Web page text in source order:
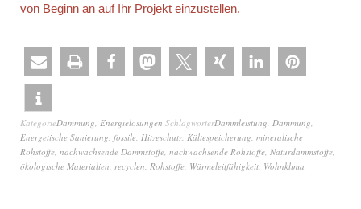
von Beginn an auf Ihr Projekt einzustellen.
KategorieDämmung, Energielösungen SchlagwörterDämmleistung, Dämmung,
Energetische Sanierung, fossile, Hitzeschutz, Kältespeicherung, mineralische
Rohstoffe, nachwachsende Dämmstoffe, nachwachsende Rohstoffe, Naturdämmstoffe,
ökologische Materialien, recyclen, Rohstoffe, Wärmeleitfähigkeit, Wohnklima